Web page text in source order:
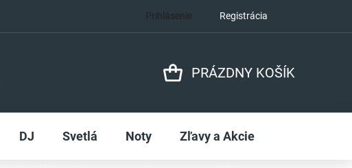
Prihlásenie Registrácia
PRÁZDNY KOŠÍK
DJ Svetlá Noty Zľavy a Akcie